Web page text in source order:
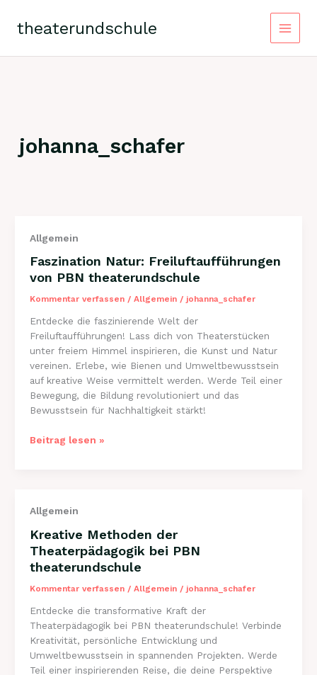
Inhalt
springentheaterundschule
Main
johanna_schafer
Allgemein
Faszination Natur: Freiluftaufführungen
von PBN theaterundschule
Kommentar verfassen / Allgemein/ johanna_schafer
Entdecke die faszinierende Welt der
Freiluftaufführungen! Lass dich von Theaterstücken
unter freiem Himmel inspirieren, die Kunst und Natur
vereinen. Erlebe, wie Bienen und Umweltbewusstsein
auf kreative Weise vermittelt werden. Werde Teil einer
Bewegung, die Bildung revolutioniert und das
Bewusstsein für Nachhaltigkeit stärkt!
Faszination
theaterundschule
Beitrag lesen »
Allgemein
Kreative Methoden der
Theaterpädagogik bei PBN
theaterundschule
Kommentar verfassen / Allgemein/ johanna_schafer
Entdecke die transformative Kraft der
Theaterpädagogik bei PBN theaterundschule! Verbinde
Kreativität, persönliche Entwicklung und
Umweltbewusstsein in spannenden Projekten. Werde
Teil einer inspirierenden Reise, die deine Perspektive